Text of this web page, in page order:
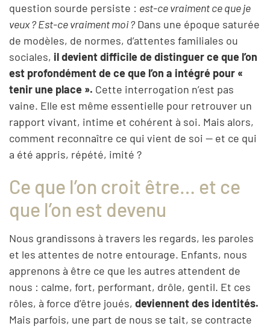
question sourde persiste : est-ce vraiment ce que je
veux ? Est-ce vraiment moi ?Dans une époque saturée
de modèles, de normes, d’attentes familiales ou
sociales, il devient difficile de distinguer ce que l’on
est profondément de ce que l’on a intégré pour «
tenir une place ». Cette interrogation n’est pas
vaine. Elle est même essentielle pour retrouver un
rapport vivant, intime et cohérent à soi. Mais alors,
comment reconnaître ce qui vient de soi — et ce qui
a été appris, répété, imité ?
Ce que l’on croit être… et ce
que l’on est devenu
Nous grandissons à travers les regards, les paroles
et les attentes de notre entourage. Enfants, nous
apprenons à être ce que les autres attendent de
nous : calme, fort, performant, drôle, gentil. Et ces
rôles, à force d’être joués, deviennent des identités.
Mais parfois, une part de nous se tait, se contracte